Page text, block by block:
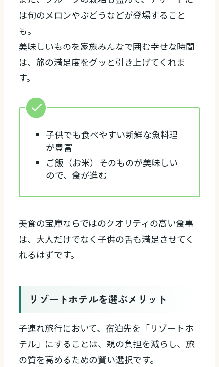
は旬のメロンやぶどうなどが登場すること
も。
美味しいものを家族みんなで囲む幸せな時間
は、旅の満足度をグッと引き上げてくれま
す。
子供でも食べやすい新鮮な魚料理
が豊富
ご飯（お米）そのものが美味しい
ので、食が進む
美食の宝庫ならではのクオリティの高い食事
は、大人だけでなく子供の舌も満足させてく
れるはずです。
リゾートホテルを選ぶメリット
子連れ旅行において、宿泊先を「リゾートホ
テル」にすることは、親の負担を減らし、旅
の質を高めるための賢い選択です。